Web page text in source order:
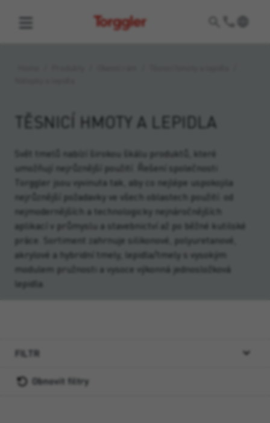
Torggler
TĚSNICÍ HMOTY A LEPIDLA
Svět tmelů nabízí širokou škálu produktů, které
umožňují nejrůznější použití. Řešení společnosti
Torggler jsou vyvinuta tak, aby co nejlépe uspokojila
nejrůznější požadavky ve všech oblastech použití: od
nejmodernějších a technologicky nejnáročnějších
aplikací v průmyslu a stavebnictví až po běžné kutilské
práce. Sortiment zahrnuje silikonové, polyuretanové,
akrylové a hybridní tmely, lepidla/tmely s vysokým
modulem pružnosti a vysoce výkonná jednosložková
lepidla.
FILTR
Obnovit filtry